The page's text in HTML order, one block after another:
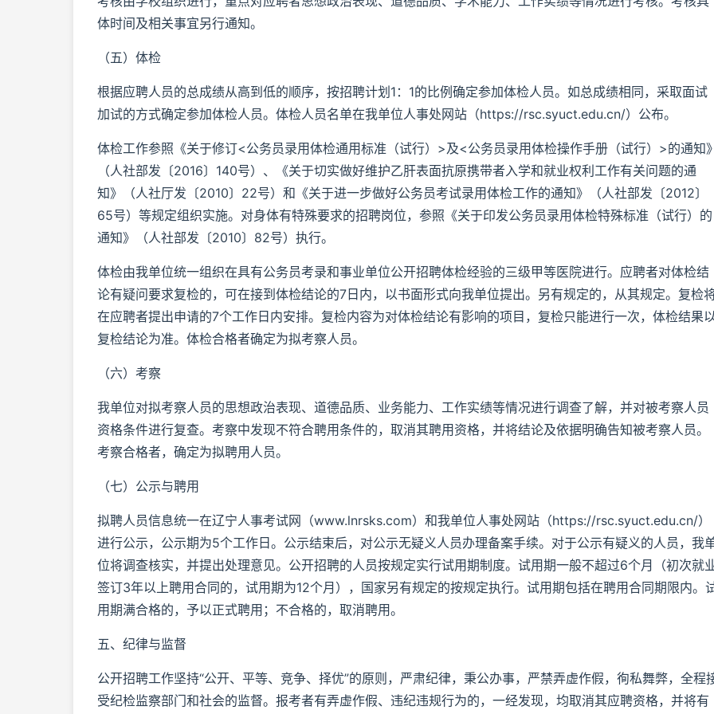
体时间及相关事宜另行通知。
（五）体检
根据应聘人员的总成绩从高到低的顺序，按招聘计划1：1的比例确定参加体检人员。如总成绩相同，采取面试
加试的方式确定参加体检人员。体检人员名单在我单位人事处网站（https://rsc.syuct.edu.cn/）公布。
体检工作参照《关于修订<公务员录用体检通用标准（试行）>及<公务员录用体检操作手册（试行）>的通知》
（人社部发〔2016〕140号）、《关于切实做好维护乙肝表面抗原携带者入学和就业权利工作有关问题的通
知》（人社厅发〔2010〕22号）和《关于进一步做好公务员考试录用体检工作的通知》（人社部发〔2012〕
65号）等规定组织实施。对身体有特殊要求的招聘岗位，参照《关于印发公务员录用体检特殊标准（试行）的
通知》（人社部发〔2010〕82号）执行。
体检由我单位统一组织在具有公务员考录和事业单位公开招聘体检经验的三级甲等医院进行。应聘者对体检结
论有疑问要求复检的，可在接到体检结论的7日内，以书面形式向我单位提出。另有规定的，从其规定。复检
在应聘者提出申请的7个工作日内安排。复检内容为对体检结论有影响的项目，复检只能进行一次，体检结果
复检结论为准。体检合格者确定为拟考察人员。
（六）考察
我单位对拟考察人员的思想政治表现、道德品质、业务能力、工作实绩等情况进行调查了解，并对被考察人员
资格条件进行复查。考察中发现不符合聘用条件的，取消其聘用资格，并将结论及依据明确告知被考察人员。
考察合格者，确定为拟聘用人员。
（七）公示与聘用
拟聘人员信息统一在辽宁人事考试网（www.lnrsks.com）和我单位人事处网站（https://rsc.syuct.edu.cn/）
进行公示，公示期为5个工作日。公示结束后，对公示无疑义人员办理备案手续。对于公示有疑义的人员，我
位将调查核实，并提出处理意见。公开招聘的人员按规定实行试用期制度。试用期一般不超过6个月（初次就
签订3年以上聘用合同的，试用期为12个月），国家另有规定的按规定执行。试用期包括在聘用合同期限内。
用期满合格的，予以正式聘用；不合格的，取消聘用。
五、纪律与监督
公开招聘工作坚持“公开、平等、竞争、择优”的原则，严肃纪律，秉公办事，严禁弄虚作假，徇私舞弊，全程
受纪检监察部门和社会的监督。报考者有弄虚作假、违纪违规行为的，一经发现，均取消其应聘资格，并将有